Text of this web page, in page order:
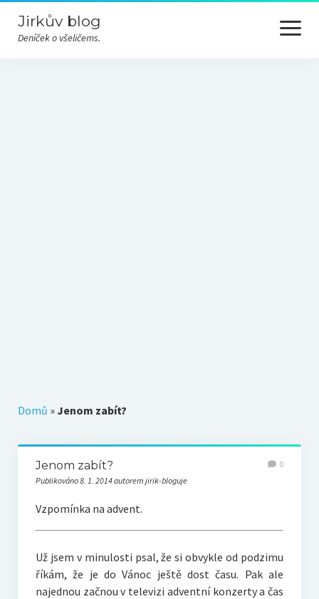
Jirkův blog
Deníček o všeličems.
otevřít
menu
Domů »Jenom zabít?
Jenom zabít?
Publikováno 8. 1. 2014 autorem jirik-bloguje
0
Vzpomínka na advent.
Už jsem v minulosti psal, že si obvykle od podzimu
říkám, že je do Vánoc ještě dost času. Pak ale
najednou začnou v televizi adventní konzerty a čas